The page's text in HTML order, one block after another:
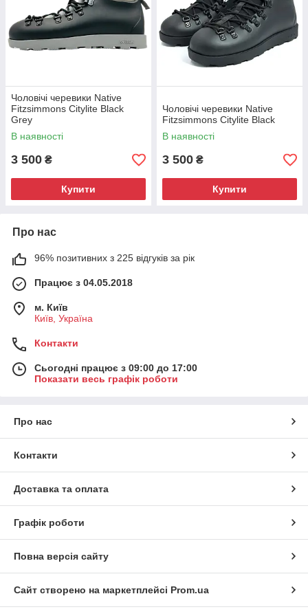
вологою ганчіркою без миючих засобів, щоб вона
знову виглядала як нова.
Чоловічі черевики Native
Fitzsimmons Citylite Black
Grey
В наявності
3 500 ₴
Купити
Чоловічі черевики Native
Fitzsimmons Citylite Black
В наявності
3 500 ₴
Купити
Про нас
96% позитивних з 225 відгуків за рік
Працює з 04.05.2018
м. Київ
Київ, Україна
Контакти
Сьогодні працює з 09:00 до 17:00
Показати весь графік роботи
Про нас
Контакти
Доставка та оплата
Графік роботи
Повна версія сайту
Сайт створено на маркетплейсі Prom.ua